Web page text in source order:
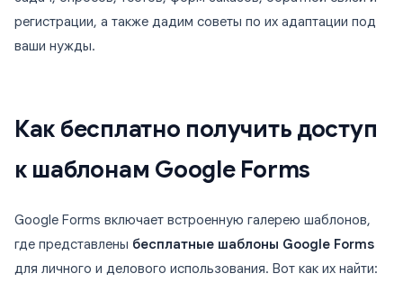
регистрации, а также дадим советы по их адаптации под
ваши нужды.
Как бесплатно получить доступ
к шаблонам Google Forms
Google Forms включает встроенную галерею шаблонов,
где представлены бесплатные шаблоны Google Forms
для личного и делового использования. Вот как их найти: